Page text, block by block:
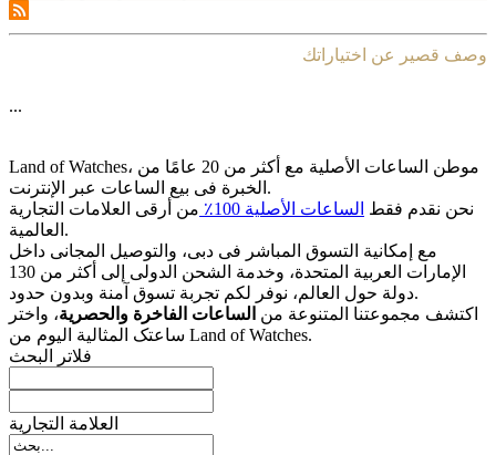
وصف قصير عن اختياراتك
...
Land of Watches، موطن الساعات الأصلیة مع أکثر من 20 عامًا من
الخبرة فی بیع الساعات عبر الإنترنت.
نحن نقدم فقط الساعات الأصلیة 100٪
من أرقى العلامات التجاریة
العالمیة.
مع إمکانیة التسوق المباشر فی دبی، والتوصیل المجانی داخل
الإمارات العربیة المتحدة، وخدمة الشحن الدولی إلى أکثر من 130
دولة حول العالم، نوفر لکم تجربة تسوق آمنة وبدون حدود.
اکتشف مجموعتنا المتنوعة من الساعات الفاخرة والحصریة، واختر
ساعتک المثالیة الیوم من Land of Watches.
فلاتر البحث
العلامة التجارية